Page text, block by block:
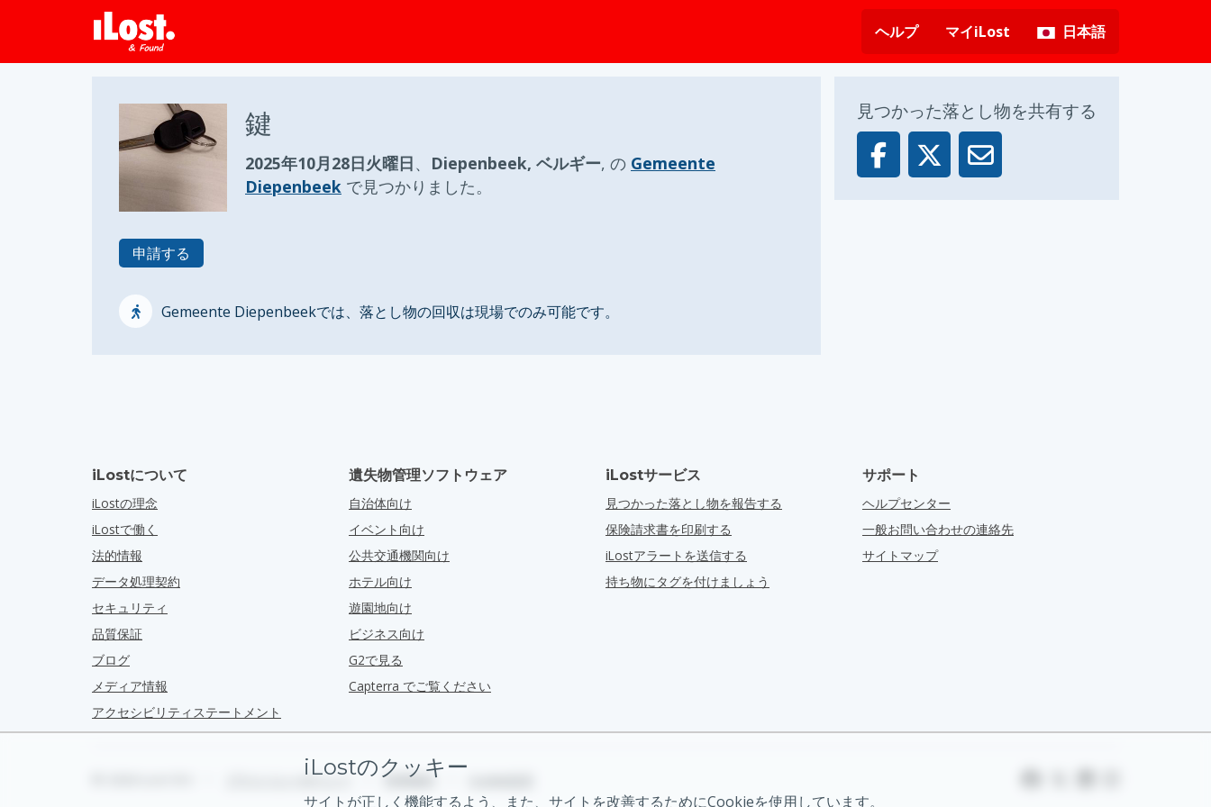
ヘルプ
マイiLost 日本語
鍵
2025年10月28日火曜日、 Diepenbeek, ベルギー, の Gemeente
Diepenbeek で見つかりました。
申請する
Gemeente Diepenbeekでは、落とし物の回収は現場でのみ可能です。
見つかった落とし物を共有する
iLostについて
iLostの理念
iLostで働く
法的情報
データ処理契約
セキュリティ
品質保証
ブログ
メディア情報
アクセシビリティステートメント
遺失物管理ソフトウェア
自治体向け
イベント向け
公共交通機関向け
ホテル向け
遊園地向け
ビジネス向け
G2で見る
Capterra でご覧ください
iLostサービス
見つかった落とし物を報告する
保険請求書を印刷する
iLostアラートを送信する
持ち物にタグを付けましょう
サポート
ヘルプセンター
一般お問い合わせの連絡先
サイトマップ
プライバシーポリシー 利用規約
iLostのクッキー
サイトが正しく機能するよう、また、サイトを改善するためにCookieを使用しています。